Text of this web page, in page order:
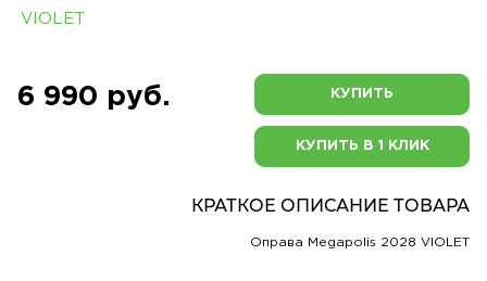
6 990 руб. КУПИТЬ
КУПИТЬ В 1 КЛИК
КРАТКОЕ ОПИСАНИЕ ТОВАРА
Оправа Megapolis 2028 VIOLET